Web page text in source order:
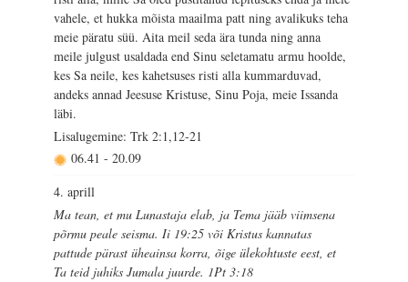
vahele, et hukka mõista maailma patt ning avalikuks teha
meie päratu süü. Aita meil seda ära tunda ning anna
meile julgust usaldada end Sinu seletamatu armu hoolde,
kes Sa neile, kes kahetsuses risti alla kummarduvad,
andeks annad Jeesuse Kristuse, Sinu Poja, meie Issanda
läbi.
Lisalugemine: Trk 2:1,12-21
06.41 - 20.09
4. aprill
Ma tean, et mu Lunastaja elab, ja Tema jääb viimsena
põrmu peale seisma. Ii 19:25 või Kristus kannatas
pattude pärast üheainsa korra, õige ülekohtuste eest, et
Ta teid juhiks Jumala juurde. 1Pt 3:18